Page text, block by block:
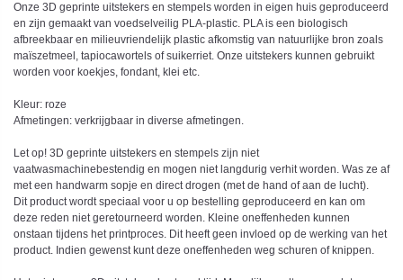
Onze 3D geprinte uitstekers en stempels worden in eigen huis geproduceerd
en zijn gemaakt van voedselveilig PLA-plastic. PLA is een biologisch
afbreekbaar en milieuvriendelijk plastic afkomstig van natuurlijke bron zoals
maïszetmeel, tapiocawortels of suikerriet. Onze uitstekers kunnen gebruikt
worden voor koekjes, fondant, klei etc.
Kleur: roze
Afmetingen: verkrijgbaar in diverse afmetingen.
Let op! 3D geprinte uitstekers en stempels zijn niet
vaatwasmachinebestendig en mogen niet langdurig verhit worden. Was ze af
met een handwarm sopje en direct drogen (met de hand of aan de lucht).
Dit product wordt speciaal voor u op bestelling geproduceerd en kan om
deze reden niet geretourneerd worden. Kleine oneffenheden kunnen
onstaan tijdens het printproces. Dit heeft geen invloed op de werking van het
product. Indien gewenst kunt deze oneffenheden weg schuren of knippen.